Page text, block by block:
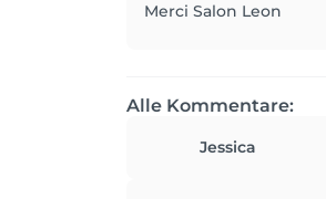
Merci Salon Leon
Alle Kommentare:
Jessica